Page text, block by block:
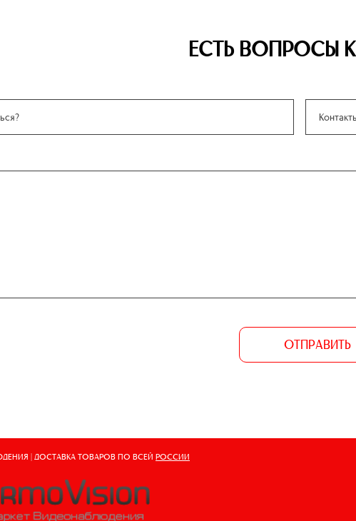
ЕСТЬ ВОПРОСЫ
ОТПРАВИТЬ
| ДОСТАВКА ТОВАРОВ ПО ВСЕЙ РОССИИ